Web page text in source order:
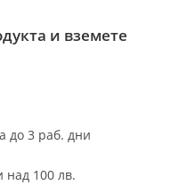
и вземете
до 3 раб. дни
над 100 лв.